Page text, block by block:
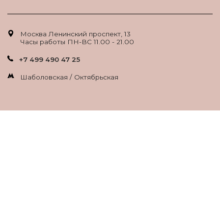
Москва Ленинский проспект, 13
Часы работы ПН-ВС 11.00 - 21.00
+7 499 490 47 25
Шаболовская / Октябрьская